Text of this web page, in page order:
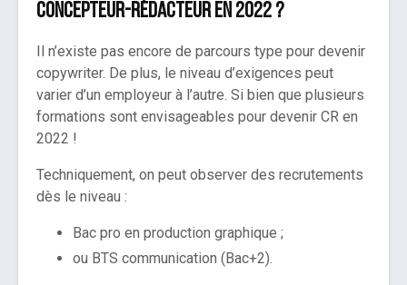
concepteur-rédacteur en 2022 ?
Il n’existe pas encore de parcours type pour devenir
copywriter. De plus, le niveau d’exigences peut
varier d’un employeur à l’autre. Si bien que plusieurs
formations sont envisageables pour devenir CR en
2022 !
Techniquement, on peut observer des recrutements
dès le niveau :
Bac pro en production graphique ;
ou BTS communication (Bac+2).